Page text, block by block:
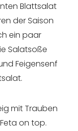
Blattsalat
der Saison
ein paar
Salatsoße
Feigensenf
mit Trauben
on top.